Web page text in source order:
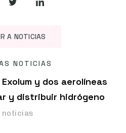
A NOTICIAS
NOTICIAS
y dos aerolíneas
y distribuir hidrógeno
noticias